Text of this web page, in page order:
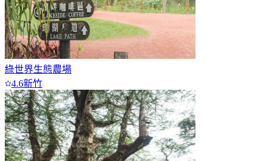
綠世界生態農場
4.6新竹